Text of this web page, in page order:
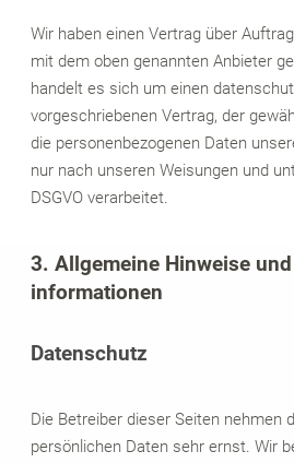
Wir haben einen Vertrag über
mit dem oben genannten Anbieter
handelt es sich um einen
vorgeschriebenen Vertrag, der
die personenbezogenen Daten
nur nach unseren Weisungen und
DSGVO verarbeitet.
3. Allgemeine Hinweise
informationen
Datenschutz
Die Betreiber dieser Seiten nehmen
persönlichen Daten sehr ernst. Wir